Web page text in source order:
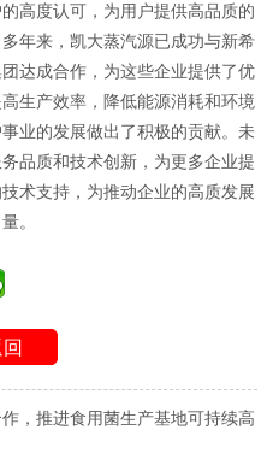
高度认可，为用户提供高品质的
年来，凯大蒸汽源已成功与新希
达成合作，为这些企业提供了优
生产效率，降低能源消耗和环境
业的发展做出了积极的贡献。未
品质和技术创新，为更多企业提
术支持，为推动企业的高质发展
。
，推进食用菌生产基地可持续高